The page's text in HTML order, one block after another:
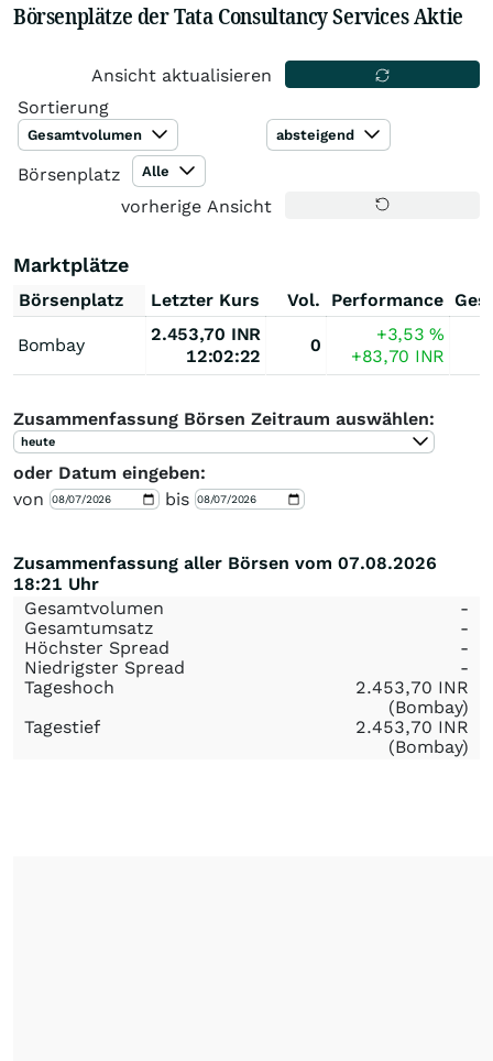
Börsenplätze der Tata Consultancy Services Aktie
Ansicht aktualisieren
Sortierung
Gesamtvolumen absteigend
Börsenplatz Alle
vorherige Ansicht
Marktplätze
Börsenplatz Letzter Kurs Vol. Performance
Bombay
2.453,70 INR
12:02:22
0
+3,53%
+83,70 INR
Zusammenfassung Börsen Zeitraum auswählen:
heute
oder Datum eingeben:
von
bis
Zusammenfassung aller Börsen vom 07.08.2026
18:21 Uhr
Gesamtvolumen
-
Gesamtumsatz
-
Höchster Spread
-
Niedrigster Spread
-
Tageshoch
2.453,70 INR
(Bombay)
Tagestief
2.453,70 INR
(Bombay)